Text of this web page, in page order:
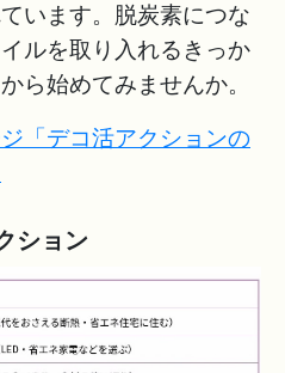
います。脱炭素につな
ルを取り入れるきっか
ら始めてみませんか。
「デコ活アクションの
ション